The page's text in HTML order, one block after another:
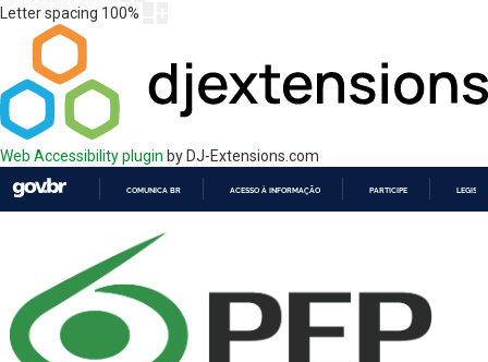
Letter spacing 100%
Web Accessibility plugin by DJ-Extensions.com
COMUNICA BR ACESSO À INFORMAÇÃO PARTICIPE